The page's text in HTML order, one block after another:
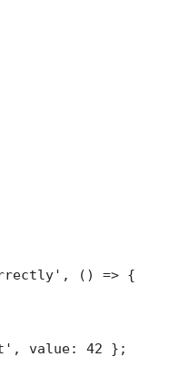
() => {
value: 42 };